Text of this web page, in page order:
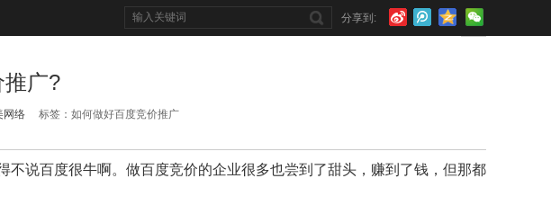
分享到:
广?
网络 标签：如何做好百度竞价推广
说百度很牛啊。做百度竞价的企业很多也尝到了甜头，赚到了钱，但那都